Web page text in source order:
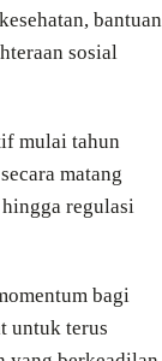
bantuan
sosial
mulai tahun
matang
regulasi
bagi
untuk terus